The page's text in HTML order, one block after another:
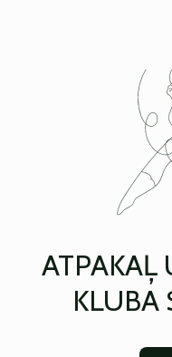
ATPAKAĻ
KLUBA